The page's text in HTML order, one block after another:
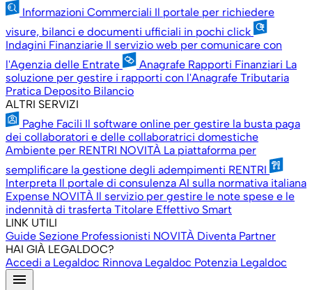
Informazioni Commerciali Il portale per richiedere
visure, bilanci e documenti ufficiali in pochi click
Indagini Finanziarie Il servizio web per comunicare con
l'Agenzia delle Entrate
Anagrafe Rapporti Finanziari La
soluzione per gestire i rapporti con l'Anagrafe Tributaria
Pratica Deposito Bilancio
ALTRI SERVIZI
Paghe Facili Il software online per gestire la busta paga
dei collaboratori e delle collaboratrici domestiche
Ambiente per RENTRI NOVITÀ La piattaforma per
semplificare la gestione degli adempimenti RENTRI
Interpreta Il portale di consulenza AI sulla normativa italiana
Expense NOVITÀ Il servizio per gestire le note spese e le
indennità di trasferta Titolare Effettivo Smart
LINK UTILI
Guide Sezione Professionisti NOVITÀ Diventa Partner
HAI GIÀ LEGALDOC?
Accedi a Legaldoc Rinnova Legaldoc Potenzia Legaldoc
menu